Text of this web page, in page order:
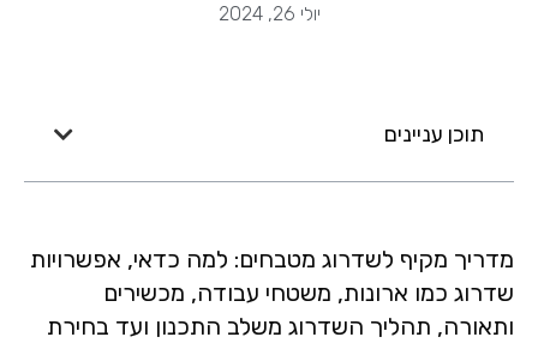
יולי 26, 2024
תוכן עניינים
מדריך מקיף לשדרוג מטבחים: למה כדאי, אפשרויות
שדרוג כמו ארונות, משטחי עבודה, מכשירים
ותאורה, תהליך השדרוג משלב התכנון ועד בחירת